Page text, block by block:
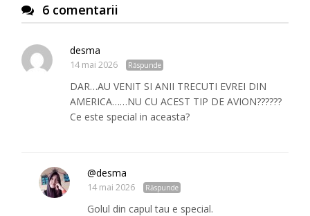
6 comentarii
desma
14 mai 2026 Răspunde
DAR…AU VENIT SI ANII TRECUTI EVREI DIN
AMERICA……NU CU ACEST TIP DE AVION??????
Ce este special in aceasta?
@desma
14 mai 2026 Răspunde
Golul din capul tau e special.